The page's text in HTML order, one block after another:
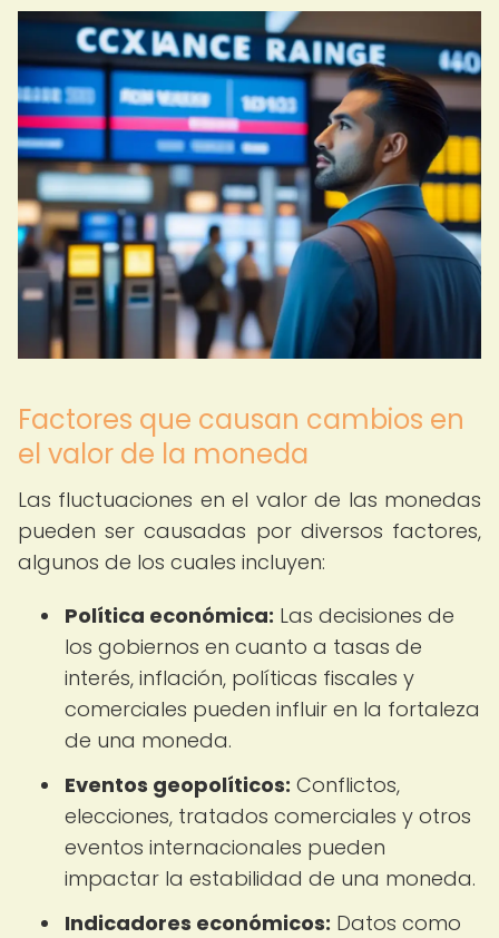
Factores que causan cambios en
el valor de la moneda
Las fluctuaciones en el valor de las monedas
pueden ser causadas por diversos factores,
algunos de los cuales incluyen:
Política económica: Las decisiones de
los gobiernos en cuanto a tasas de
interés, inflación, políticas fiscales y
comerciales pueden influir en la fortaleza
de una moneda.
Eventos geopolíticos: Conflictos,
elecciones, tratados comerciales y otros
eventos internacionales pueden
impactar la estabilidad de una moneda.
Indicadores económicos: Datos como